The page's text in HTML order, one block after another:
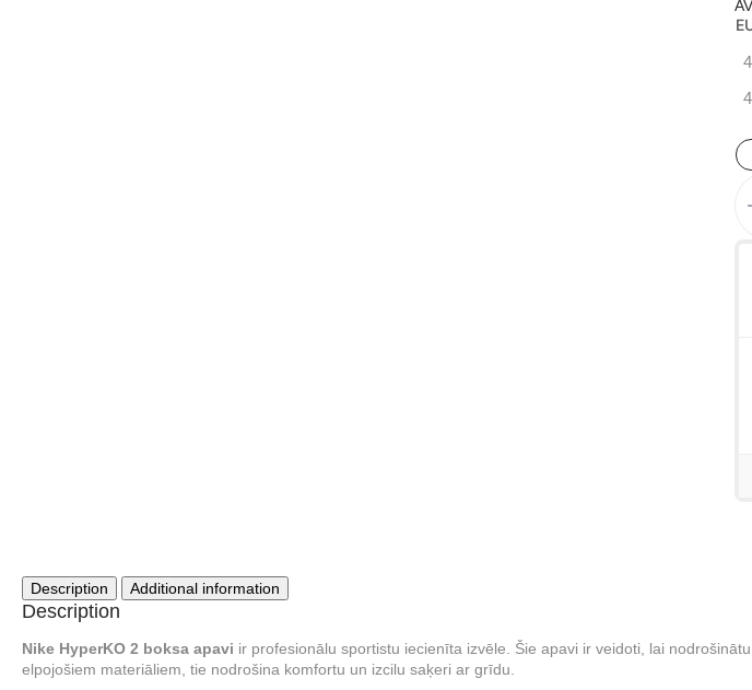
Description Additional information
Description
Nike HyperKO 2 boksa apavi ir profesionālu sportistu iecienīta izvēle. Šie apavi ir veidoti, lai
elpojošiem materiāliem, tie nodrošina komfortu un izcilu saķeri ar grīdu.